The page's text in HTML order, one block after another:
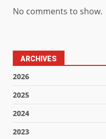
No comments to show.
ARCHIVES
2026
2025
2024
2023